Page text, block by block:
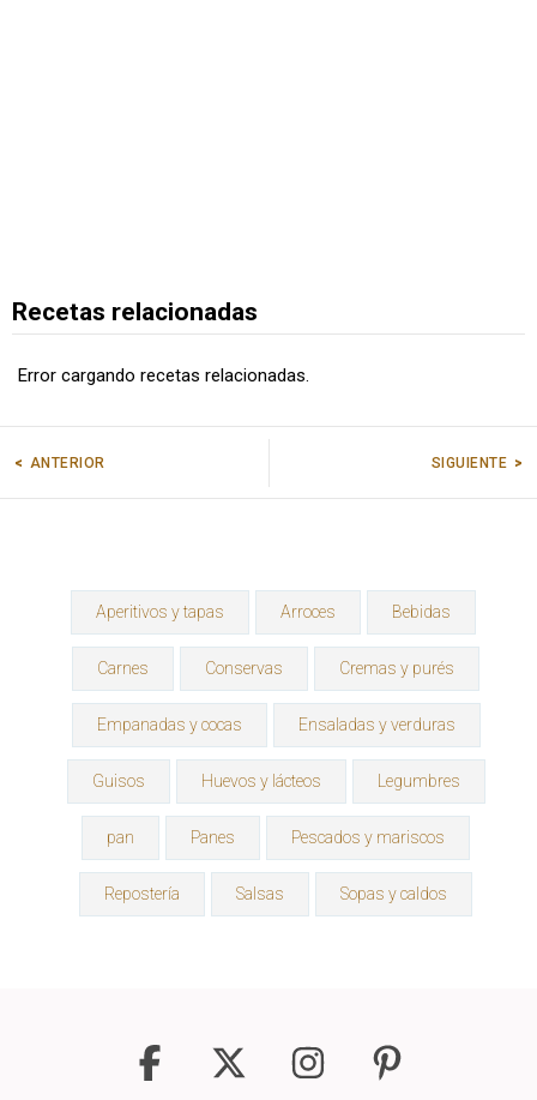
Recetas relacionadas
Error cargando recetas relacionadas.
ANTERIOR SIGUIENTE
Aperitivos y tapas Arroces Bebidas
Carnes Conservas Cremas y purés
Empanadas y cocas Ensaladas y verduras
Guisos Huevos y lácteos Legumbres
pan Panes Pescados y mariscos
Repostería Salsas Sopas y caldos